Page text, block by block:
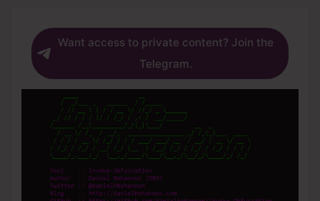
Want access to private content? Join the
Telegram.